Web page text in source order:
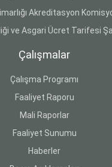
Akreditasyon
ve Asgari Ücret Tarifesi
Çalışmalar
Çalışma Programı
Faaliyet Raporu
Mali Raporlar
Faaliyet Sunumu
Haberler